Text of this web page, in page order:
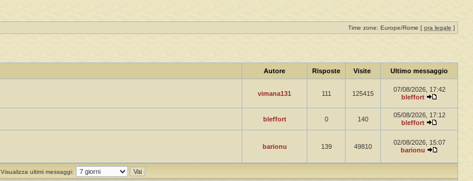
Time zone: Europe/Rome [ ora legale ]
Autore Risposte Visite Ultimo messaggio
vimana131 111 125415
07/08/2026, 17:42
bleffort
bleffort 0 140
05/08/2026, 17:12
bleffort
barionu 139 49810
02/08/2026, 15:07
barionu
Visualizza ultimi messaggi: